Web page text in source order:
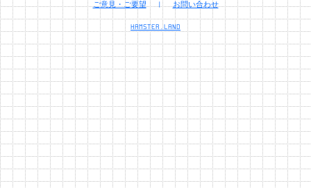
ご意見・ご要望 | お問い合わせ
HAMSTER.LAND